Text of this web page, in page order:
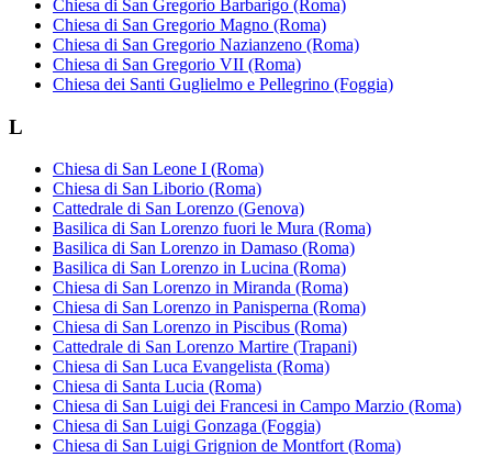
Chiesa di San Gregorio Barbarigo (Roma)
Chiesa di San Gregorio Magno (Roma)
Chiesa di San Gregorio Nazianzeno (Roma)
Chiesa di San Gregorio VII (Roma)
Chiesa dei Santi Guglielmo e Pellegrino (Foggia)
L
Chiesa di San Leone I (Roma)
Chiesa di San Liborio (Roma)
Cattedrale di San Lorenzo (Genova)
Basilica di San Lorenzo fuori le Mura (Roma)
Basilica di San Lorenzo in Damaso (Roma)
Basilica di San Lorenzo in Lucina (Roma)
Chiesa di San Lorenzo in Miranda (Roma)
Chiesa di San Lorenzo in Panisperna (Roma)
Chiesa di San Lorenzo in Piscibus (Roma)
Cattedrale di San Lorenzo Martire (Trapani)
Chiesa di San Luca Evangelista (Roma)
Chiesa di Santa Lucia (Roma)
Chiesa di San Luigi dei Francesi in Campo Marzio (Roma)
Chiesa di San Luigi Gonzaga (Foggia)
Chiesa di San Luigi Grignion de Montfort (Roma)